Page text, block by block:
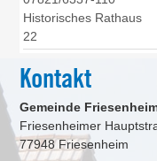
Historisches Rathaus
22
Kontakt
Gemeinde
Friesenheimer
77948 Friesenheim